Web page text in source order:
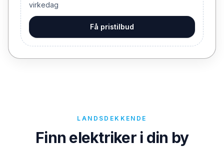
virkedag
Få pristilbud
LANDSDEKKENDE
Finn elektriker i din by